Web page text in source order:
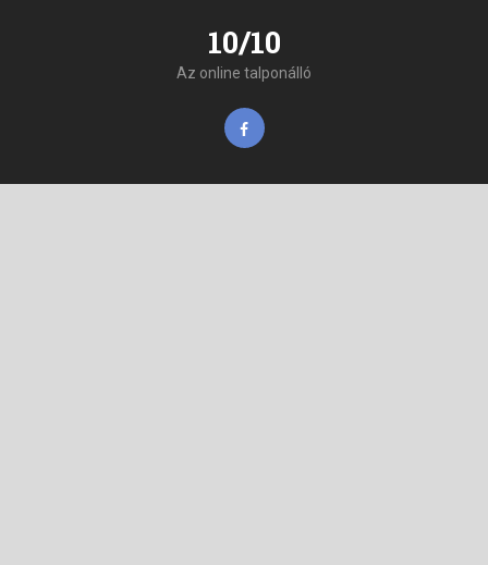
10/10
Az online talponálló